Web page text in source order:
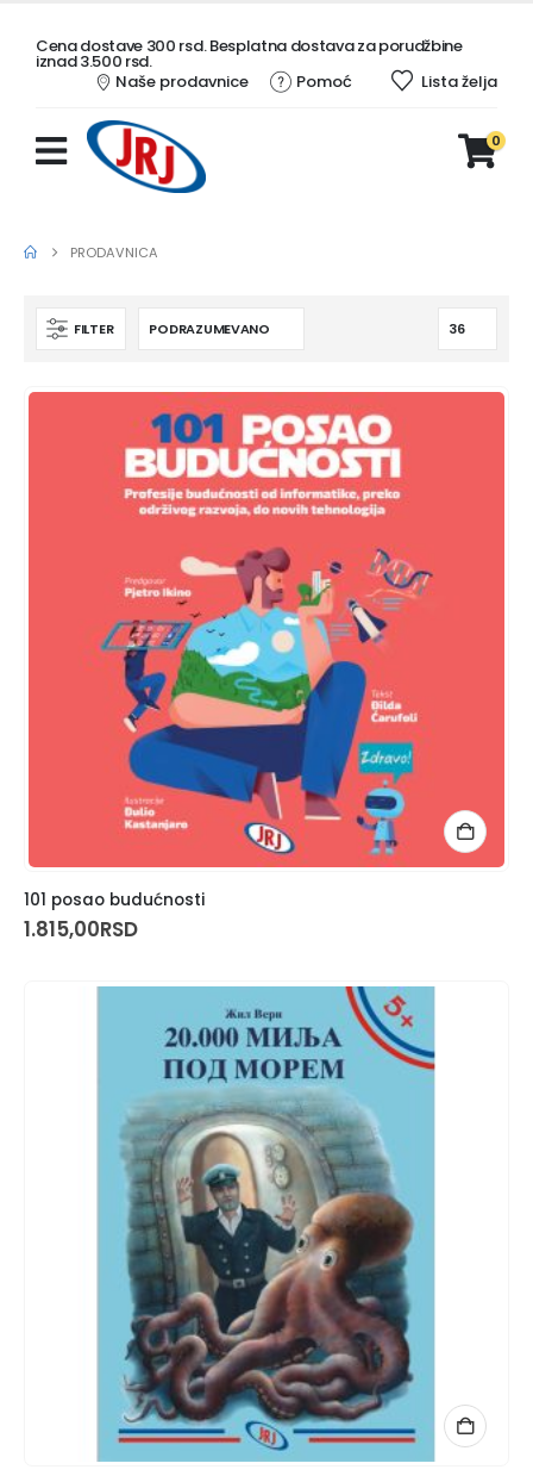
Cena dostave 300 rsd. Besplatna dostava za porudžbine
iznad 3.500 rsd.
Naše prodavnice
Pomoć Lista želja
0
PRODAVNICA
FILTER
101 posao budućnosti
1.815,00RSD